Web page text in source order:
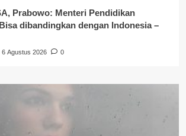
Prabowo: Menteri Pendidikan
dibandingkan dengan Indonesia –
6 Agustus 2026 0